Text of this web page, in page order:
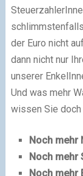
der Euro nicht
dann nicht nur
unserer
Und was mehr
wissen Sie doch
Noch mehr
Noch mehr
Noch mehr